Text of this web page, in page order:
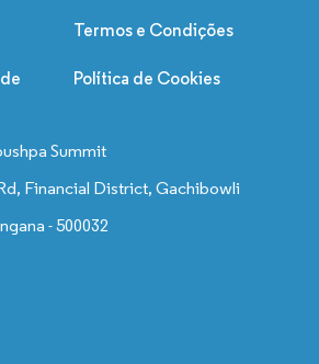
Termos e Condições
Política de Cookies
Summit
Financial District, Gachibowli
- 500032